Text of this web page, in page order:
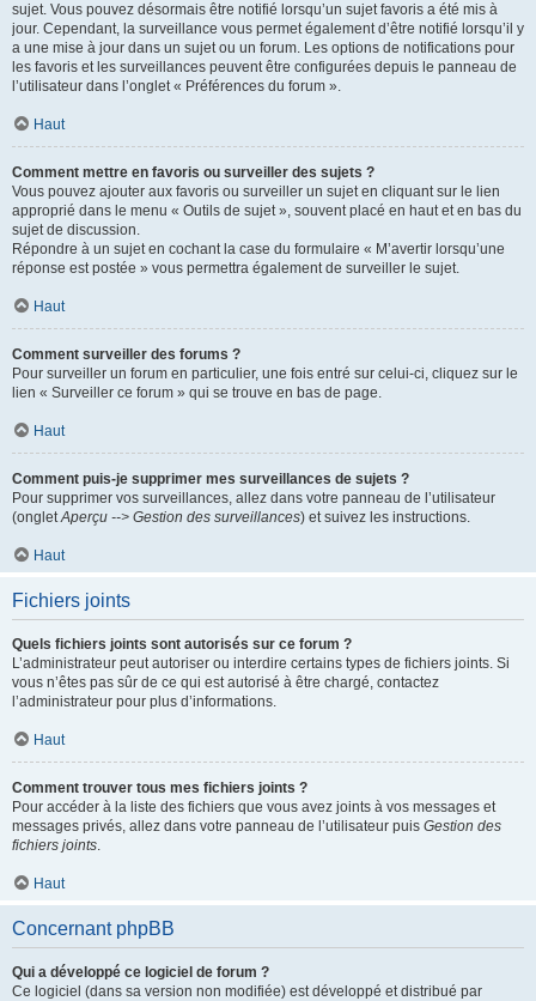
sujet. Vous pouvez désormais être notifié lorsqu’un sujet favoris a été mis à
jour. Cependant, la surveillance vous permet également d’être notifié lorsqu’il y
a une mise à jour dans un sujet ou un forum. Les options de notifications pour
les favoris et les surveillances peuvent être configurées depuis le panneau de
l’utilisateur dans l’onglet « Préférences du forum ».
Haut
Comment mettre en favoris ou surveiller des sujets ?
Vous pouvez ajouter aux favoris ou surveiller un sujet en cliquant sur le lien
approprié dans le menu « Outils de sujet », souvent placé en haut et en bas du
sujet de discussion.
Répondre à un sujet en cochant la case du formulaire « M’avertir lorsqu’une
réponse est postée » vous permettra également de surveiller le sujet.
Haut
Comment surveiller des forums ?
Pour surveiller un forum en particulier, une fois entré sur celui-ci, cliquez sur le
lien « Surveiller ce forum » qui se trouve en bas de page.
Haut
Comment puis-je supprimer mes surveillances de sujets ?
Pour supprimer vos surveillances, allez dans votre panneau de l’utilisateur
(ongletAperçu --> Gestion des surveillances) et suivez les instructions.
Haut
Fichiers joints
Quels fichiers joints sont autorisés sur ce forum ?
L’administrateur peut autoriser ou interdire certains types de fichiers joints. Si
vous n’êtes pas sûr de ce qui est autorisé à être chargé, contactez
l’administrateur pour plus d’informations.
Haut
Comment trouver tous mes fichiers joints ?
Pour accéder à la liste des fichiers que vous avez joints à vos messages et
messages privés, allez dans votre panneau de l’utilisateur puis Gestion des
fichiers joints.
Haut
Concernant phpBB
Qui a développé ce logiciel de forum ?
Ce logiciel (dans sa version non modifiée) est développé et distribué par